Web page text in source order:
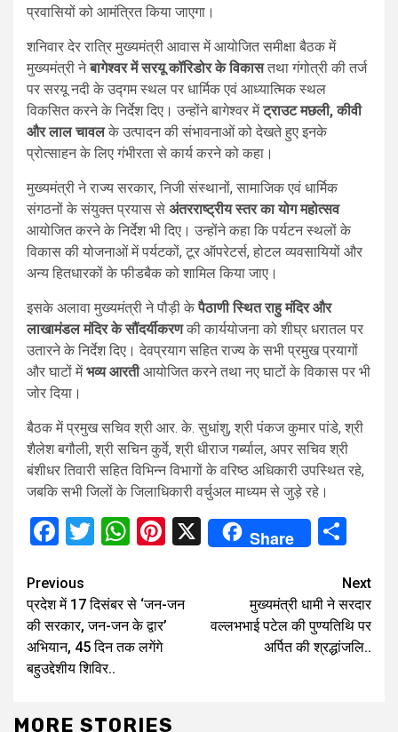
प्रवासियों को आमंत्रित किया जाएगा।
शनिवार देर रात्रि मुख्यमंत्री आवास में आयोजित समीक्षा बैठक में
मुख्यमंत्री नेबागेश्वर में सरयू कॉरिडोर के विकासतथा गंगोत्री की तर्ज
पर सरयू नदी के उद्गम स्थल पर धार्मिक एवं आध्यात्मिक स्थल
विकसित करने के निर्देश दिए। उन्होंने बागेश्वर मेंट्राउट मछली, कीवी
और लाल चावलके उत्पादन की संभावनाओं को देखते हुए इनके
प्रोत्साहन के लिए गंभीरता से कार्य करने को कहा।
मुख्यमंत्री ने राज्य सरकार, निजी संस्थानों, सामाजिक एवं धार्मिक
संगठनों के संयुक्त प्रयास से अंतरराष्ट्रीय स्तर का योग महोत्सव
आयोजित करने के निर्देश भी दिए। उन्होंने कहा कि पर्यटन स्थलों के
विकास की योजनाओं में पर्यटकों, टूर ऑपरेटर्स, होटल व्यवसायियों और
अन्य हितधारकों के फीडबैक को शामिल किया जाए।
इसके अलावा मुख्यमंत्री ने पौड़ी केपैठाणी स्थित राहु मंदिर और
लाखामंडल मंदिर के सौंदर्यीकरणकी कार्ययोजना को शीघ्र धरातल पर
उतारने के निर्देश दिए। देवप्रयाग सहित राज्य के सभी प्रमुख प्रयागों
और घाटों मेंभव्य आरतीआयोजित करने तथा नए घाटों के विकास पर भी
जोर दिया।
बैठक में प्रमुख सचिव श्री आर. के. सुधांशु, श्री पंकज कुमार पांडे, श्री
शैलेश बगौली, श्री सचिन कुर्वे, श्री धीराज गर्ब्याल, अपर सचिव श्री
बंशीधर तिवारी सहित विभिन्न विभागों के वरिष्ठ अधिकारी उपस्थित रहे,
जबकि सभी जिलों के जिलाधिकारी वर्चुअल माध्यम से जुड़े रहे।
Facebook
Twitter
WhatsApp
Pinterest
X Share
Continue
Reading
Previous
प्रदेश में 17 दिसंबर से ‘जन-जन
की सरकार, जन-जन के द्वार’
अभियान, 45 दिन तक लगेंगे
बहुउद्देशीय शिविर..
Next
मुख्यमंत्री धामी ने सरदार
वल्लभभाई पटेल की पुण्यतिथि पर
अर्पित की श्रद्धांजलि..
MORE STORIES